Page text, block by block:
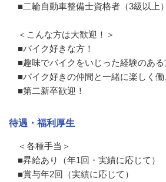
■二輪自動車整備士資格者（3級以上
＜こんな方は大歓迎！＞
■バイク好きな方！
■趣味でバイクをいじった経験のある
■バイク好きの仲間と一緒に楽しく
■第二新卒歓迎！
待遇・福利厚生
＜各種手当＞
■昇給あり（年1回・実績に応じて）
■賞与年2回（実績に応じて）